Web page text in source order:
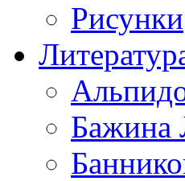
Рисунки
Бажина